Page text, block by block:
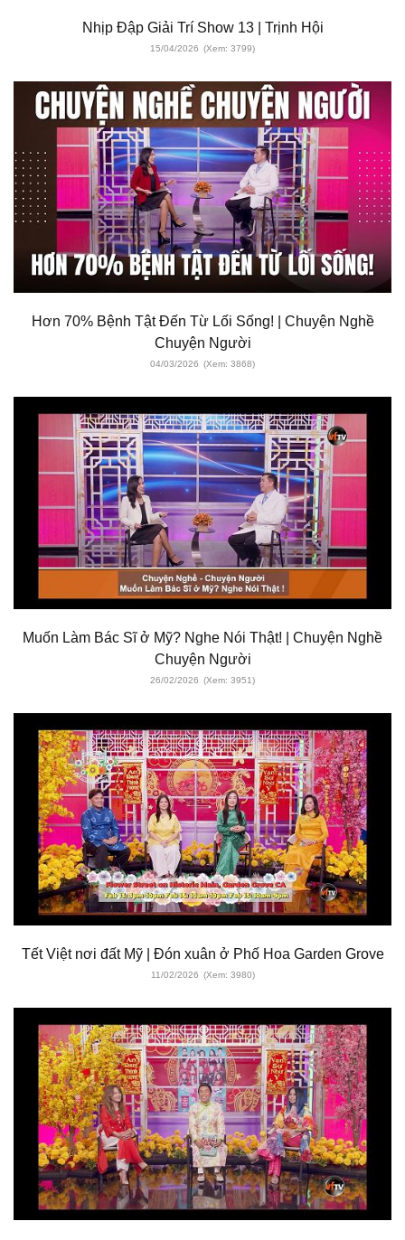
Nhịp Đập Giải Trí Show 13 | Trịnh Hội
15/04/2026 (Xem: 3799)
Hơn 70% Bệnh Tật Đến Từ Lối Sống! | Chuyện Nghề
Chuyện Người
04/03/2026 (Xem: 3868)
Muốn Làm Bác Sĩ ở Mỹ? Nghe Nói Thật! | Chuyện Nghề
Chuyện Người
26/02/2026 (Xem: 3951)
Tết Việt nơi đất Mỹ | Đón xuân ở Phố Hoa Garden Grove
11/02/2026 (Xem: 3980)